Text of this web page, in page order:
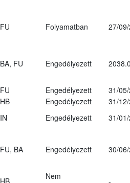
FU Folyamatban 27/
BA, FU Engedélyezett
FU Engedélyezett
31/
HB Engedélyezett
31/
IN Engedélyezett
31/
FU, BA Engedélyezett 30/
Nem